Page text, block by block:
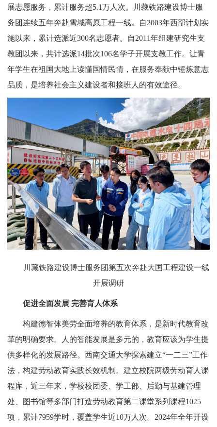
展志愿服务，累计服务超5.1万人次。川藏铁路建设博士服
务团连续五年奔赴雪域高原工程一线。自2003年西部计划实
施以来，累计选派近300名志愿者。自2011年组建研究生支
教团以来，共计选派14批次106名学子开展支教工作。让青
年学生在祖国大地上读懂国情民情，在服务奉献中锤炼意志
品质，是培养社会主义建设者和接班人的有效途径。
川藏铁路建设博士服务团第五次奔赴大国工程建设一线
开展调研
促进全面发展 完善育人体系
构建德智体美劳全面培养的教育体系，是新时代教育改
革的明确要求。人的智能发展是多元的，教育应该为学生提
供多样化的发展路径。西南交通大学探索建立“一二三”工作
法，构建劳动教育实践长效机制。建立校院两级劳动育人课
程库，近三年来，学校校团委、学工部、后勤与基建管理
处、图书馆等多部门打造劳动教育第二课堂系列课程1025
项，累计7959学时，覆盖学生近10万人次。2024年全年开设